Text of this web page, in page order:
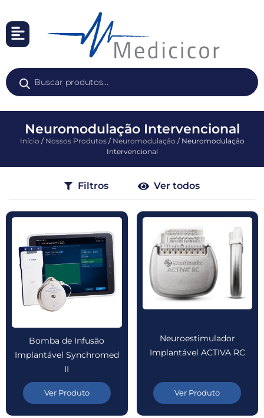
Neuromodulação Intervencional
Início / Nossos Produtos/ Neuromodulação / Neuromodulação
Intervencional
Filtros Ver todos
Bomba de Infusão
Implantável Synchromed
II
Ver Produto
Neuroestimulador
Implantável ACTIVA RC
Ver Produto